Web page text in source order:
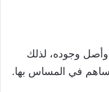
وأصل وجوده، لذلك
في المساس بها.